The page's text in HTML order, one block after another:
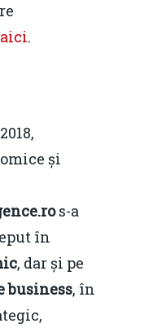
aici.
și
s-a
în
, dar și pe
business, în